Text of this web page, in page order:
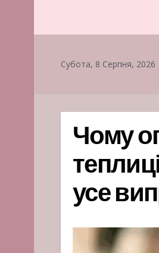
Субота, 8 Серпня, 2026
Чому
усе